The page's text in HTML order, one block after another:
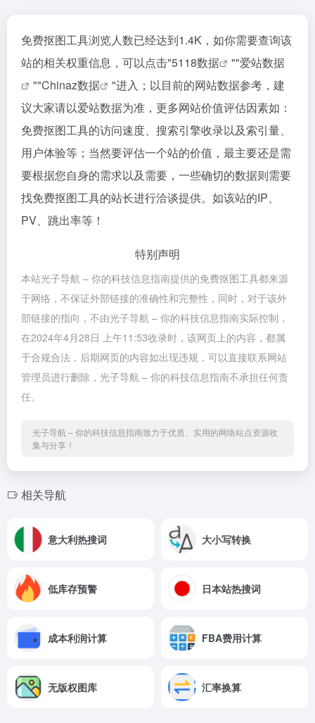
免费抠图工具浏览人数已经达到1.4K，如你需要查询该
站的相关权重信息，可以点击"5118数据 ""爱站数据
""Chinaz数据
"进入；以目前的网站数据参考，建
议大家请以爱站数据为准，更多网站价值评估因素如：
免费抠图工具的访问速度、搜索引擎收录以及索引量、
用户体验等；当然要评估一个站的价值，最主要还是需
要根据您自身的需求以及需要，一些确切的数据则需要
找免费抠图工具的站长进行洽谈提供。如该站的IP、
PV、跳出率等！
特别声明
本站光子导航 – 你的科技信息指南提供的免费抠图工具都来源
于网络，不保证外部链接的准确性和完整性，同时，对于该外
部链接的指向，不由光子导航 – 你的科技信息指南实际控制，
在2024年4月28日 上午11:53收录时，该网页上的内容，都属
于合规合法，后期网页的内容如出现违规，可以直接联系网站
管理员进行删除，光子导航 – 你的科技信息指南不承担任何责
任。
光子导航 – 你的科技信息指南致力于优质、实用的网络站点资源收
集与分享！
相关导航
意大利热搜词 大小写转换
低库存预警 日本站热搜词
成本利润计算 FBA费用计算
无版权图库 汇率换算